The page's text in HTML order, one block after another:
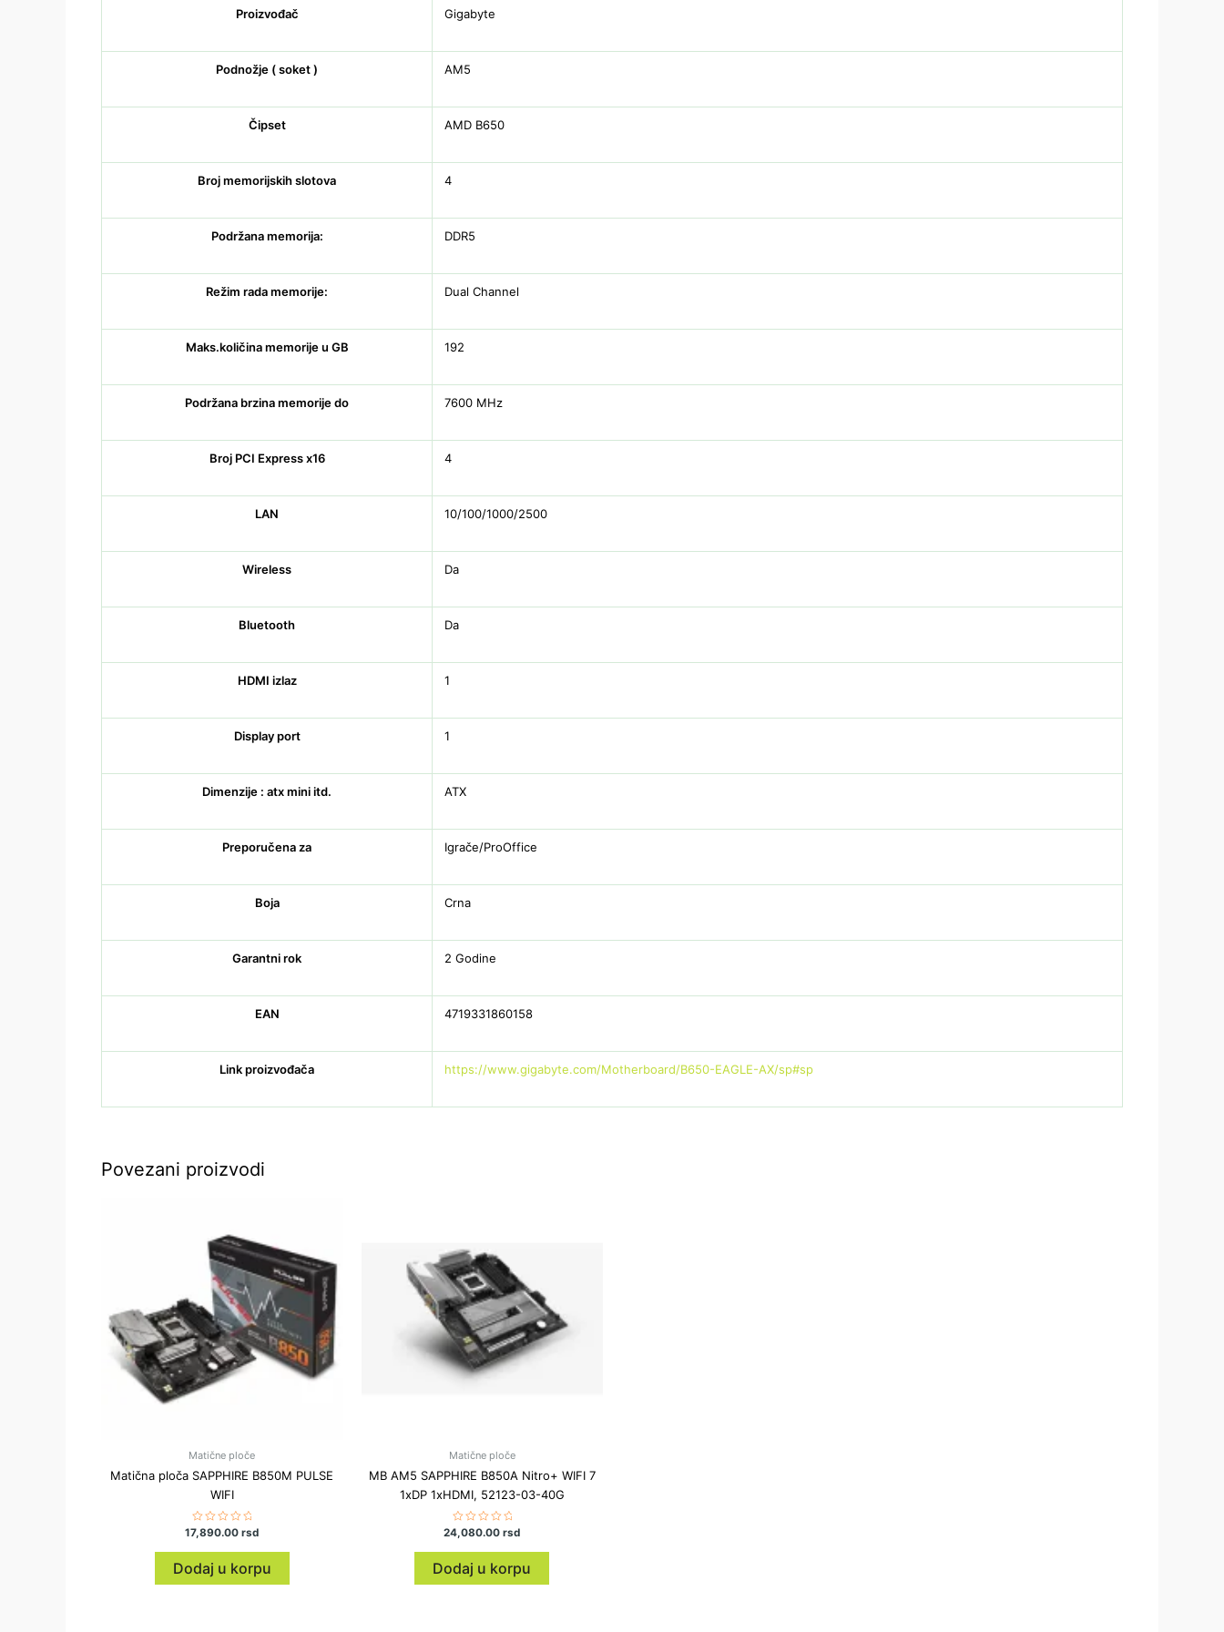
Proizvođač Gigabyte
Podnožje ( soket ) AM5
Čipset AMD B650
Broj memorijskih slotova 4
Podržana memorija: DDR5
Režim rada memorije: Dual Channel
Maks.količina memorije u GB 192
Podržana brzina memorije do 7600 MHz
Broj PCI Express x16 4
LAN 10/100/1000/2500
Wireless Da
Bluetooth Da
HDMI izlaz 1
Display port 1
Dimenzije : atx mini itd. ATX
Preporučena za Igrače/ProOffice
Boja Crna
Garantni rok 2 Godine
EAN 4719331860158
Link proizvođača https://www.gigabyte.com/Motherboard/B650-EAGLE-AX/sp#sp
Povezani proizvodi
Matične ploče
Matična ploča SAPPHIRE B850M PULSE
WIFI
Ocenjeno
sa
0
od
5
17,890.00rsd
Dodaj u korpu
Matične ploče
MB AM5 SAPPHIRE B850A Nitro+ WIFI 7
1xDP 1xHDMI, 52123-03-40G
Ocenjeno
sa
0
od
5
24,080.00rsd
Dodaj u korpu